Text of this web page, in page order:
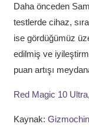
Daha önceden
testlerde cihaz,
ise gördüğümüz
edilmiş ve
puan artışı
Red Magic 10
Kaynak: